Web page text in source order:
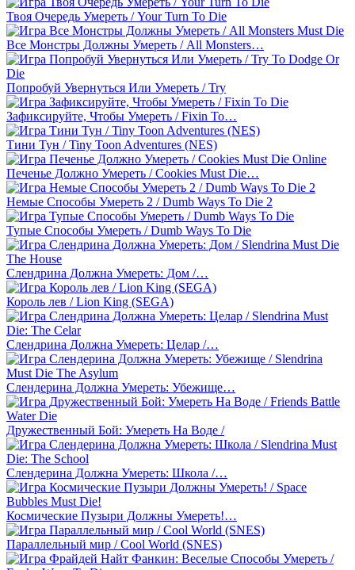
Твоя Очередь Умереть / Your Turn To Die
Все Монстры Должны Умереть / All Monsters…
Попробуй Увернуться Или Умереть / Try
Зафиксируйте, Чтобы Умереть / Fixin To…
Тини Тун / Tiny Toon Adventures (NES)
Печенье Должно Умереть / Cookies Must Die…
Немые Способы Умереть 2 / Dumb Ways To Die 2
Тупые Способы Умереть / Dumb Ways To Die
Слендрина Должна Умереть: Дом /…
Король лев / Lion King (SEGA)
Слендрина Должна Умереть: Целар /…
Слендерина Должна Умереть: Убежище…
Дружественный Бой: Умереть На Воде /
Слендерина Должна Умереть: Школа /…
Космические Пузыри Должны Умереть!…
Параллельный мир / Cool World (SNES)